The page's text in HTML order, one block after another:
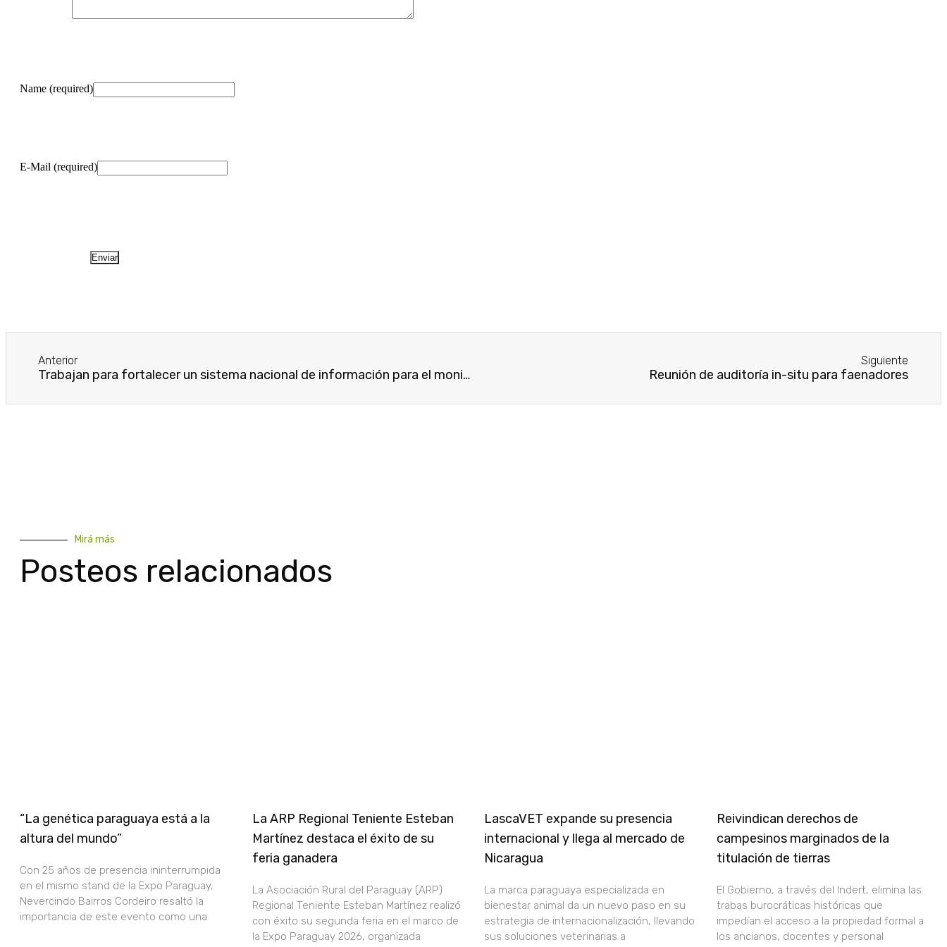
Name (required)
E-Mail (required)
Anterior
Trabajan para fortalecer un sistema nacional de información para el monitoreo de sequía agrícola
Siguiente
Reunión de auditoría in-situ para faenadores
Mirá más
Posteos relacionados
“La genética paraguaya está a la
altura del mundo”
Con 25 años de presencia ininterrumpida
en el mismo stand de la Expo Paraguay,
Nevercindo Bairros Cordeiro resaltó la
importancia de este evento como una
La ARP Regional Teniente Esteban
Martínez destaca el éxito de su
feria ganadera
La Asociación Rural del Paraguay (ARP)
Regional Teniente Esteban Martínez realizó
con éxito su segunda feria en el marco de
la Expo Paraguay 2026, organizada
LascaVET expande su presencia
internacional y llega al mercado de
Nicaragua
La marca paraguaya especializada en
bienestar animal da un nuevo paso en su
estrategia de internacionalización, llevando
sus soluciones veterinarias a
Reivindican derechos de
campesinos marginados de la
titulación de tierras
El Gobierno, a través del Indert, elimina las
trabas burocráticas históricas que
impedían el acceso a la propiedad formal a
los ancianos, docentes y personal